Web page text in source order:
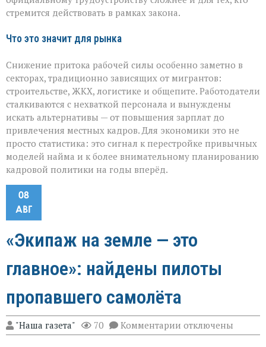
стремится действовать в рамках закона.
Что это значит для рынка
Снижение притока рабочей силы особенно заметно в
секторах, традиционно зависящих от мигрантов:
строительстве, ЖКХ, логистике и общепите. Работодатели
сталкиваются с нехваткой персонала и вынуждены
искать альтернативы — от повышения зарплат до
привлечения местных кадров. Для экономики это не
просто статистика: это сигнал к перестройке привычных
моделей найма и к более внимательному планированию
кадровой политики на годы вперёд.
08
АВГ
«Экипаж на земле — это
главное»: найдены пилоты
пропавшего самолёта
"Наша газета" 70 Комментарии к
записи
отключены